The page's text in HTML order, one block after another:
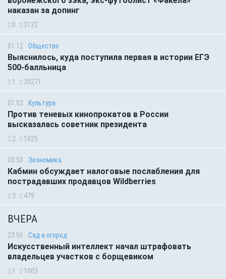
наказан за допинг
0 3132
01:12 Общество
Выяснилось, куда поступила первая в истории ЕГЭ
500-балльница
1 30271
01:02 Культура
Против теневых кинопрокатов в России
высказалась советник президента
2 1025
00:50 Экономика
Кабмин обсуждает налоговые послабления для
пострадавших продавцов Wildberries
3 479
ВЧЕРА
23:56 Сад и огород
Искусственный интеллект начал штрафовать
владельцев участков с борщевиком
1 1003